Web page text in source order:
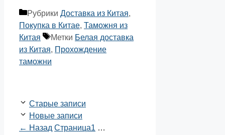
Рубрики Доставка из Китая,
Покупка в Китае, Таможня из
Китая
Метки Белая доставка
из Китая, Прохождение
таможни
Старые записи
Новые записи
← Назад Страница1 …